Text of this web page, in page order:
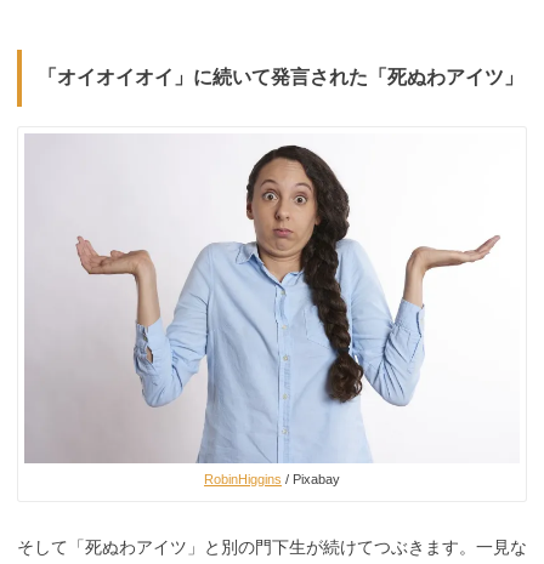
「オイオイオイ」に続いて発言された「死ぬわアイツ」
RobinHiggins / Pixabay
そして「死ぬわアイツ」と別の門下生が続けてつぶきます。一見な